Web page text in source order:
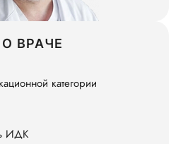
ВРАЧЕ
категории
ИДК